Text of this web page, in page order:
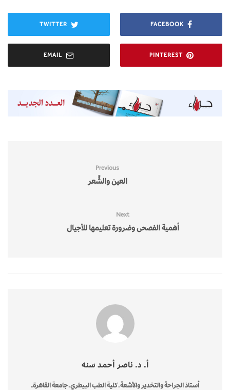
FACEBOOK
TWITTER
PINTEREST
EMAIL
Previous
العين والشِّعر
Next
أهمية الفصحى وضرورة تعليمها للأجيال
أ. د. ناصر أحمد سنه
أستاذ الجراحة والتخدير والأشعة ـ كلية الطب البيطري ـ جامعة القاهرة.